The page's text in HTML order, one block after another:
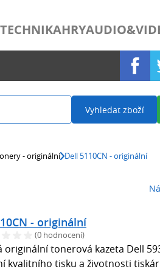
TECHNIKAHRY
Vyhledat zboží
- originální Dell 5110CN - originální
- originální
(0 hodnocení)
originální tonerová kazeta Dell
kvalitního tisku a životnosti